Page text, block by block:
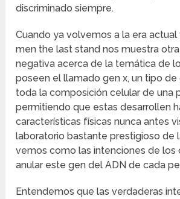
discriminado siempre.
Cuando ya volvemos a la era
men the last stand nos muestra
negativa acerca de la temática de
poseen el llamado gen x, un tipo
toda la composición celular de una
permitiendo que estas desarrollen
características físicas nunca antes
laboratorio bastante prestigioso de
vemos como las intenciones de los
anular este gen del ADN de cada
Entendemos que las verdaderas